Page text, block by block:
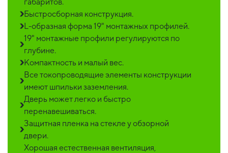
Быстросборная конструкция.
L-образная форма 19" монтажных профилей.
19" монтажные профили регулируются по
глубине.
Компактность и малый вес.
Все токопроводящие элементы конструкции
имеют шпильки заземления.
Дверь может легко и быстро
перенавешиваться.
Защитная пленка на стекле у обзорной
двери.
Хорошая естественная вентиляция,